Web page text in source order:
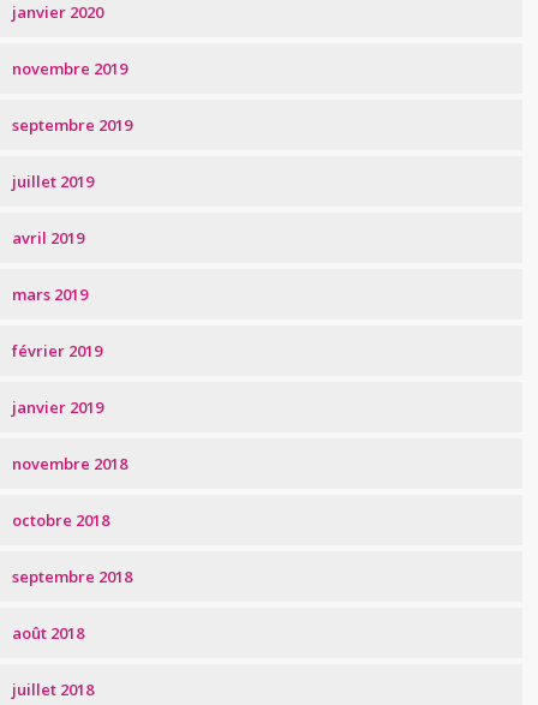
janvier 2020
novembre 2019
septembre 2019
juillet 2019
avril 2019
mars 2019
février 2019
janvier 2019
novembre 2018
octobre 2018
septembre 2018
août 2018
juillet 2018